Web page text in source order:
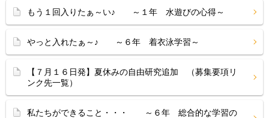
もう１回入りたぁ～い♪ ～１年 水遊びの心得～
やっと入れたぁ～♪ ～６年 着衣泳学習～
【７月１６日発】夏休みの自由研究追加 （募集要項リ
ンク先一覧）
私たちができること・・・ ～６年 総合的な学習の